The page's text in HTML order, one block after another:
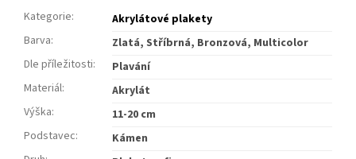
Kategorie:
Akrylátové plakety
Barva:
Zlatá, Stříbrná, Bronzová, Multicolor
Dle příležitosti:
Plavání
Materiál:
Akrylát
Výška:
11-20 cm
Podstavec:
Kámen